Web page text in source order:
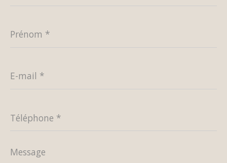
*
mail
*
*
Message
*